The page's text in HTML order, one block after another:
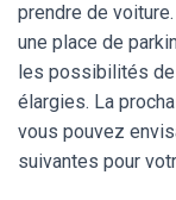
prendre de
une place de
les possibilités de
élargies. La
vous pouvez
suivantes pour